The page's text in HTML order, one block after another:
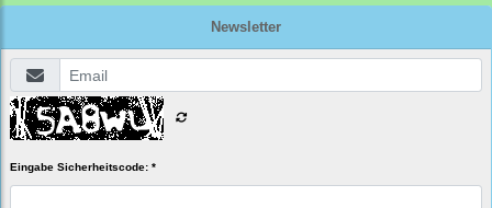
Newsletter
Eingabe Sicherheitscode: *